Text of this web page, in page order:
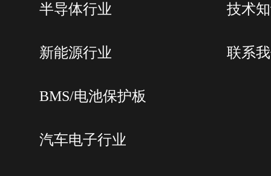
半导体行业
新能源行业
BMS/电池保护板
汽车电子行业
技术
联系